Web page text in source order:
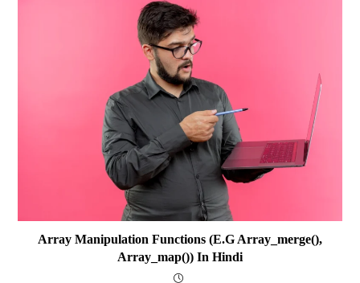
Array Manipulation Functions (e.g Array_merge(),
Array_map()) In Hindi